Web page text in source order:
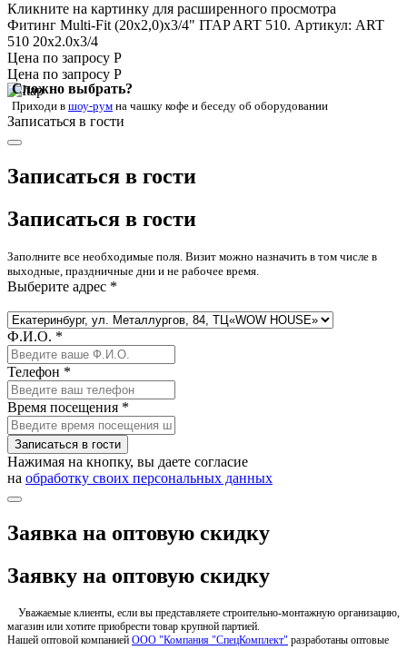
Кликните на картинку для расширенного просмотра
Фитинг Multi-Fit (20х2,0)х3/4" ITAP ART 510. Артикул: ART
510 20x2.0x3/4
Цена по запросу Р
Цена по запросу Р
Сложно выбрать?
Приходи в шоу-рум на чашку кофе и беседу об оборудовании
Записаться в гости
Записаться в гости
Записаться в гости
Заполните все необходимые поля. Визит можно назначить в том числе в
выходные, праздничные дни и не рабочее время.
Выберите адрес *
Ф.И.О. *
Телефон *
Время посещения *
Записаться в гости
Нажимая на кнопку, вы даете согласие
на обработку своих персональных данных
Заявка на оптовую скидку
Заявку на оптовую скидку
Уважаемые клиенты, если вы представляете строительно-монтажную организацию,
магазин или хотите приобрести товар крупной партией.
Нашей оптовой компанией ООО "Компания "СпецКомплект" разработаны оптовые